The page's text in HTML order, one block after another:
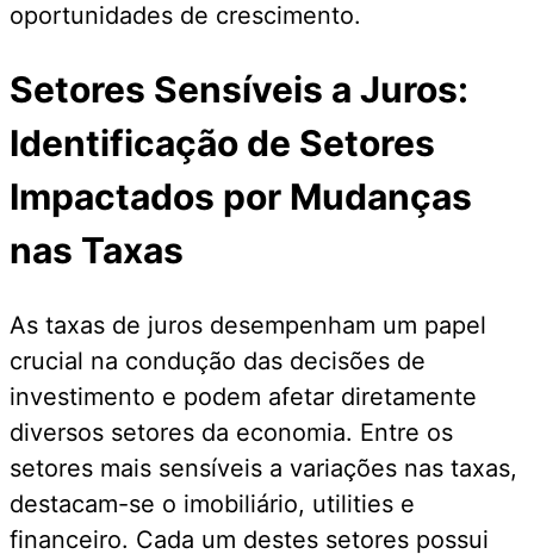
oportunidades de crescimento.
Setores Sensíveis a Juros:
Identificação de Setores
Impactados por Mudanças
nas Taxas
As taxas de juros desempenham um papel
crucial na condução das decisões de
investimento e podem afetar diretamente
diversos setores da economia. Entre os
setores mais sensíveis a variações nas taxas,
destacam-se o imobiliário, utilities e
financeiro. Cada um destes setores possui